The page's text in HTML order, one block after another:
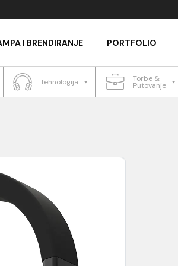
I BRENDIRANJE PORTFOLIO
Tehnologija Torbe &
Putovanje